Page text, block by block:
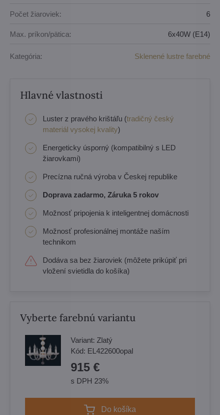
Počet žiaroviek: 6
Max. príkon/pätica: 6x40W (E14)
Kategória: Sklenené lustre farebné
Hlavné vlastnosti
Luster z pravého krištáľu (tradičný český
materiál vysokej kvality)
Energeticky úsporný (kompatibilný s LED
žiarovkami)
Precízna ručná výroba v Českej republike
Doprava zadarmo, Záruka 5 rokov
Možnosť pripojenia k inteligentnej domácnosti
Možnosť profesionálnej montáže naším
technikom
Dodáva sa bez žiaroviek (môžete prikúpiť pri
vložení svietidla do košíka)
Vyberte farebnú variantu
Variant: Zlatý
Kód: EL422600opal
915 €
s DPH 23%
Do košíka